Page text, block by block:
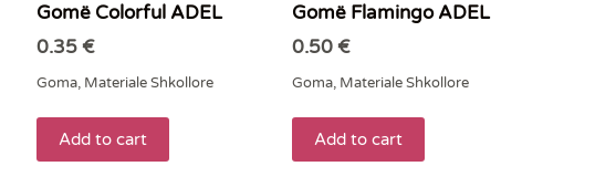
Gomë Colorful ADEL
0.35€
Goma, Materiale Shkollore
Add to cart
Gomë Flamingo ADEL
0.50€
Goma, Materiale Shkollore
Add to cart